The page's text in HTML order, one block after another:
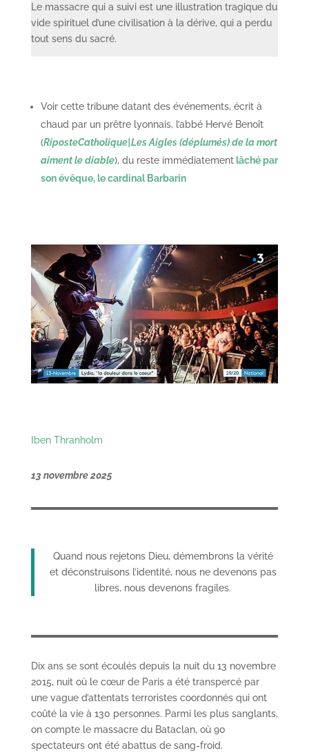
Le massacre qui a suivi est une illustration tragique du
vide spirituel d’une civilisation à la dérive, qui a perdu
tout sens du sacré.
Voir cette tribune datant des événements, écrit à
chaud par un prêtre lyonnais, l’abbé Hervé Benoît
(RiposteCatholique|Les Aigles (déplumés) de la mort
aiment le diable), du reste immédiatement lâché par
son évêque, le cardinal Barbarin
Iben Thranholm
13 novembre 2025
Quand nous rejetons Dieu, démembrons la vérité
et déconstruisons l’identité, nous ne devenons pas
libres, nous devenons fragiles.
Dix ans se sont écoulés depuis la nuit du 13 novembre
2015, nuit où le cœur de Paris a été transpercé par
une vague d’attentats terroristes coordonnés qui ont
coûté la vie à 130 personnes. Parmi les plus sanglants,
on compte le massacre du Bataclan, où 90
spectateurs ont été abattus de sang-froid.